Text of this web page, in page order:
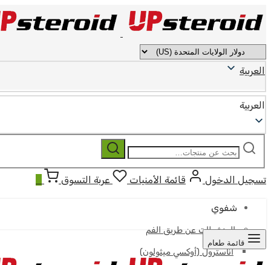
العربية
العربية
ابحث
بحث
تسجيل الدخول قائمة الأمنيات عربة التسوق
شفوي
المنشطات عن طريق الفم
أناسترول (أوكسي ميثولون)
قائمة طعام